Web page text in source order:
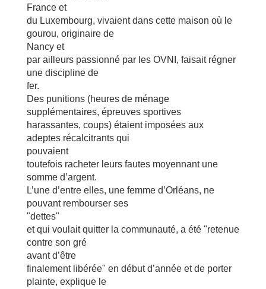
France et
du Luxembourg, vivaient dans cette maison où le
gourou, originaire de
Nancy et
par ailleurs passionné par les OVNI, faisait régner
une discipline de
fer.
Des punitions (heures de ménage
supplémentaires, épreuves sportives
harassantes, coups) étaient imposées aux
adeptes récalcitrants qui
pouvaient
toutefois racheter leurs fautes moyennant une
somme d’argent.
L’une d’entre elles, une femme d’Orléans, ne
pouvant rembourser ses
"dettes"
et qui voulait quitter la communauté, a été "retenue
contre son gré
avant d’être
finalement libérée" en début d’année et de porter
plainte, explique le